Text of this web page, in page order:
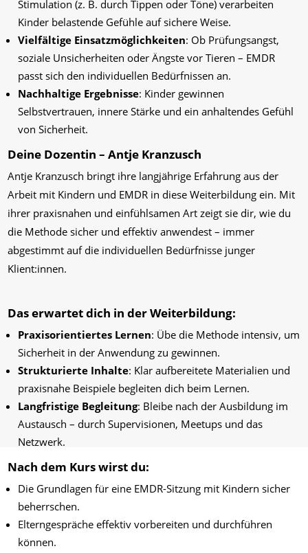
Stimulation (z. B. durch Tippen oder Töne) verarbeiten
Kinder belastende Gefühle auf sichere Weise.
Vielfältige Einsatzmöglichkeiten: Ob Prüfungsangst,
soziale Unsicherheiten oder Ängste vor Tieren – EMDR
passt sich den individuellen Bedürfnissen an.
Nachhaltige Ergebnisse: Kinder gewinnen
Selbstvertrauen, innere Stärke und ein anhaltendes Gefühl
von Sicherheit.
Deine Dozentin – Antje Kranzusch
Antje Kranzusch bringt ihre langjährige Erfahrung aus der
Arbeit mit Kindern und EMDR in diese Weiterbildung ein. Mit
ihrer praxisnahen und einfühlsamen Art zeigt sie dir, wie du
die Methode sicher und effektiv anwendest – immer
abgestimmt auf die individuellen Bedürfnisse junger
Klient:innen.
Das erwartet dich in der Weiterbildung:
Praxisorientiertes Lernen: Übe die Methode intensiv, um
Sicherheit in der Anwendung zu gewinnen.
Strukturierte Inhalte: Klar aufbereitete Materialien und
praxisnahe Beispiele begleiten dich beim Lernen.
Langfristige Begleitung: Bleibe nach der Ausbildung im
Austausch – durch Supervisionen, Meetups und das
Netzwerk.
Nach dem Kurs wirst du:
Die Grundlagen für eine EMDR-Sitzung mit Kindern sicher
beherrschen.
Elterngespräche effektiv vorbereiten und durchführen
können.